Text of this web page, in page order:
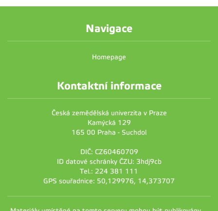
Navigace
Homepage
Kontaktní informace
Česká zemědělská univerzita v Praze
Kamýcká 129
165 00 Praha - Suchdol
DIČ: CZ60460709
ID datové schránky ČZU: 3hdj9cb
Tel.: 224 381 111
GPS souřadnice: 50,129976, 14,373707